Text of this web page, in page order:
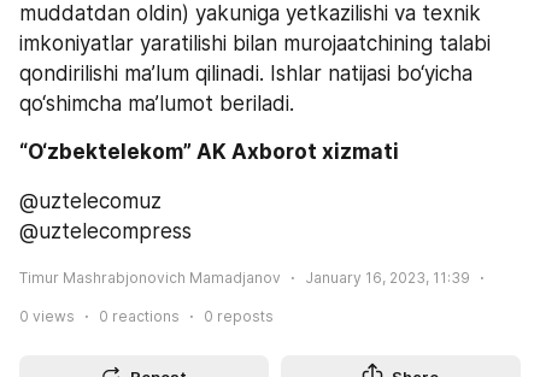
muddatdan oldin) yakuniga yetkazilishi va texnik
imkoniyatlar yaratilishi bilan murojaatchining talabi
qondirilishi ma’lum qilinadi. Ishlar natijasi bo‘yicha
qo‘shimcha ma’lumot beriladi.
“O‘zbektelekom” AK Axborot xizmati
@uztelecomuz
@uztelecompress
Timur Mashrabjonovich Mamadjanov January 16, 2023, 11:39
0 views 0 reactions 0 reposts